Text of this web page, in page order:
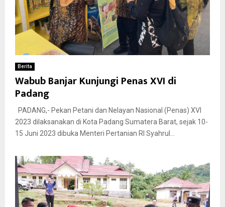
Berita
Wabub Banjar Kunjungi Penas XVI di
Padang
PADANG,- Pekan Petani dan Nelayan Nasional (Penas) XVI
2023 dilaksanakan di Kota Padang Sumatera Barat, sejak 10-
15 Juni 2023 dibuka Menteri Pertanian RI Syahrul...